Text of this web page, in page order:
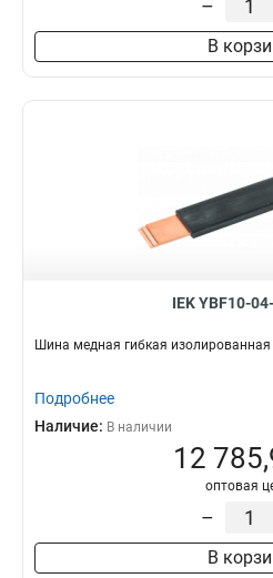
–
В
IEK YBF10-
Шина медная гибкая
Подробнее
Наличие: В наличии
12
оптовая
–
В